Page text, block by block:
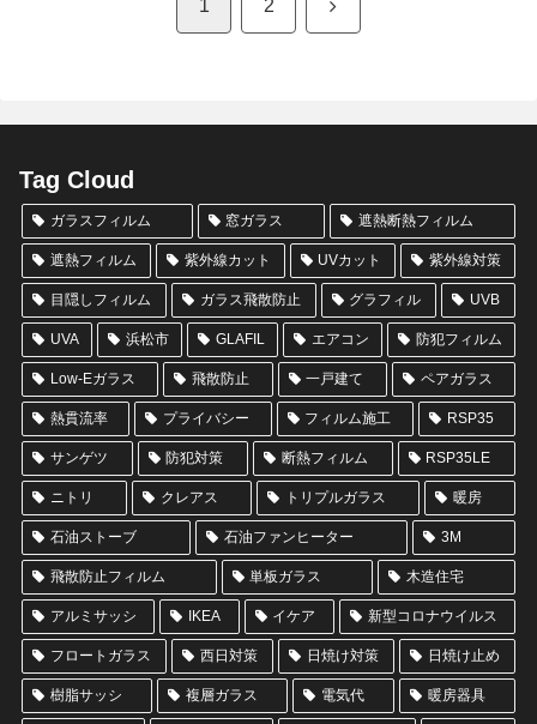
1 2 次
Tag Cloud
ガラスフィルム 窓ガラス 遮熱断熱フィルム
遮熱フィルム 紫外線カット UVカット 紫外線対策
目隠しフィルム ガラス飛散防止 グラフィル UVB
UVA 浜松市 GLAFIL エアコン 防犯フィルム
Low-Eガラス 飛散防止 一戸建て ペアガラス
熱貫流率 プライバシー フィルム施工 RSP35
サンゲツ 防犯対策 断熱フィルム RSP35LE
ニトリ クレアス トリプルガラス 暖房
石油ストーブ 石油ファンヒーター 3M
飛散防止フィルム 単板ガラス 木造住宅
アルミサッシ IKEA イケア 新型コロナウイルス
フロートガラス 西日対策 日焼け対策 日焼け止め
樹脂サッシ 複層ガラス 電気代 暖房器具